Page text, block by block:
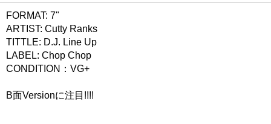
FORMAT: 7"
ARTIST: Cutty Ranks
TITTLE: D.J. Line Up
LABEL: Chop Chop
CONDITION：VG+
B面Versionに注目!!!!